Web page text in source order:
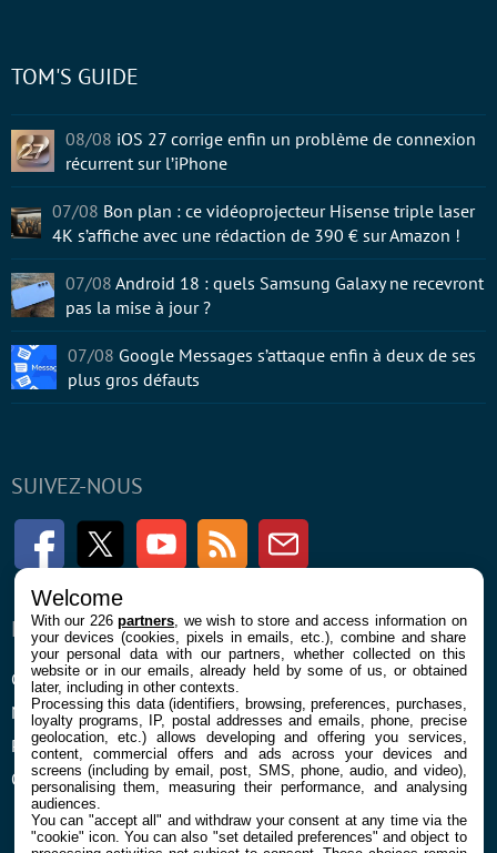
SUIVEZ-NOUS
FacebookTwitter Youtube RSS Newsletter
ENTREPRISE
Confidentialité et Cookies
Mentions légales et CGU
Préférences Cookies
Qui sommes nous
À PROPOS
Contact
TOM'S GUIDE
08/08 iOS 27 corrige enfin un problème de connexion
récurrent sur l’iPhone
07/08 Bon plan : ce vidéoprojecteur Hisense triple laser
4K s’affiche avec une rédaction de 390 € sur Amazon !
07/08 Android 18 : quels Samsung Galaxy ne recevront
pas la mise à jour ?
07/08 Google Messages s’attaque enfin à deux de ses
plus gros défauts
Welcome
With our 226partners , we wish to store and access information on
your devices (cookies, pixels in emails, etc.), combine and share
your personal data with our partners, whether collected on this
website or in our emails, already held by some of us, or obtained
later, including in other contexts.
Processing this data (identifiers, browsing, preferences, purchases,
loyalty programs, IP, postal addresses and emails, phone, precise
geolocation, etc.) allows developing and offering you services,
content, commercial offers and ads across your devices and
screens (including by email, post, SMS, phone, audio, and video),
personalising them, measuring their performance, and analysing
audiences.
You can "accept all" and withdraw your consent at any time via the
"cookie" icon. You can also "set detailed preferences" and object to